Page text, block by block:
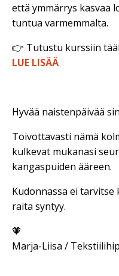
että ymmärrys kasvaa
tuntua varmemmalta.
👉 Tutustu kurssiin
LUE LISÄÄ
Hyvää naistenpäivää
Toivottavasti nämä
kulkevat mukanasi
kangaspuiden ääreen.
Kudonnassa ei tarvitse
raita syntyy.
🧡
Marja-Liisa /